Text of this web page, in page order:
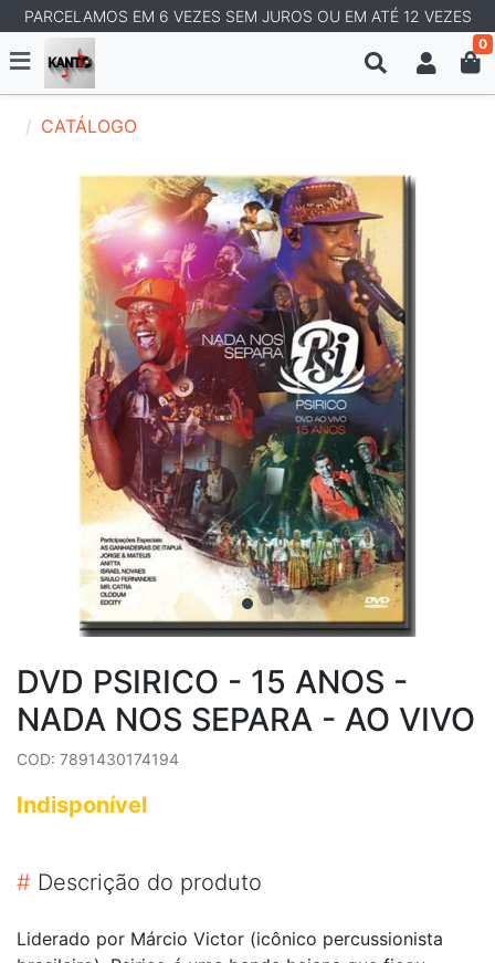
PARCELAMOS EM 6 VEZES SEM JUROS OU EM ATÉ 12 VEZES
0
CATÁLOGO
DVD PSIRICO - 15 ANOS -
NADA NOS SEPARA - AO VIVO
COD: 7891430174194
Indisponível
# Descrição do produto
Liderado por Márcio Victor (icônico percussionista